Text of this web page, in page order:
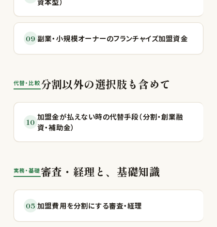
09 副業・小規模オーナーのフランチャイズ加盟資金
代替・比較分割以外の選択肢も含めて
10
加盟金が払えない時の代替手段（分割・創業融
資・補助金）
実務・基礎審査・経理と、基礎知識
05 加盟費用を分割にする審査・経理